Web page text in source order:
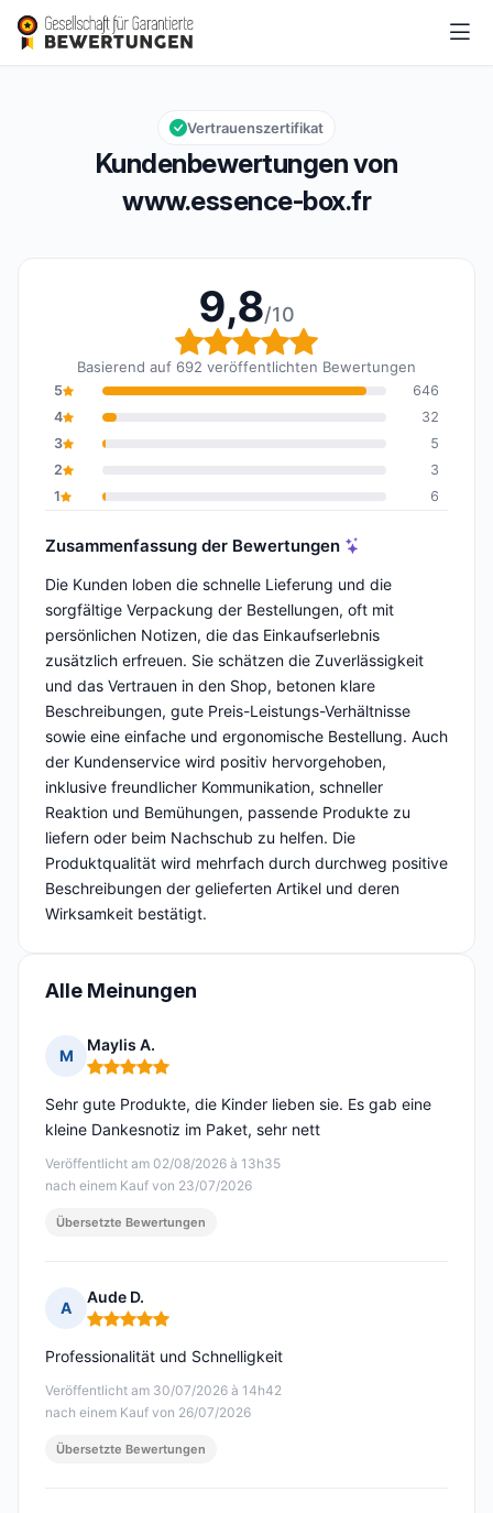
www.essence-box.fr
Gesamtbewertung: 9,8 von 10
9,8/10
Kundenbewertungen von
www.essence-box.fr
Vertrauenszertifikat
9,8/10
Gesamtbewertung: 9,8
Basierend auf 692 veröffentlichten Bewertungen
5
646
4
32
3
5
2
3
1
6
Zusammenfassung der Bewertungen
Die Kunden loben die schnelle Lieferung und die
sorgfältige Verpackung der Bestellungen, oft mit
persönlichen Notizen, die das Einkaufserlebnis
zusätzlich erfreuen. Sie schätzen die Zuverlässigkeit
und das Vertrauen in den Shop, betonen klare
Beschreibungen, gute Preis-Leistungs-Verhältnisse
sowie eine einfache und ergonomische Bestellung. Auch
der Kundenservice wird positiv hervorgehoben,
inklusive freundlicher Kommunikation, schneller
Reaktion und Bemühungen, passende Produkte zu
liefern oder beim Nachschub zu helfen. Die
Produktqualität wird mehrfach durch durchweg positive
Beschreibungen der gelieferten Artikel und deren
Wirksamkeit bestätigt.
Alle Meinungen
M
Maylis A.
Hinweis: 5 von 5
Veröffentlicht am 02/08/2026 à 13h35
nach einem Kauf von 23/07/2026
Sehr gute Produkte, die Kinder lieben sie. Es gab eine
kleine Dankesnotiz im Paket, sehr nett
Übersetzte Bewertungen
A
Aude D.
Hinweis: 5 von 5
Veröffentlicht am 30/07/2026 à 14h42
nach einem Kauf von 26/07/2026
Professionalität und Schnelligkeit
Übersetzte Bewertungen